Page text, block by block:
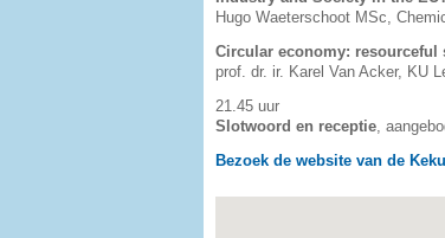
Hugo Waeterschoot MSc,
Circular economy: resourceful
prof. dr. ir. Karel Van Acker, KU
21.45 uur
Slotwoord en receptie ,
Bezoek de website van de